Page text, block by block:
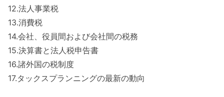
12.法人事業税
13.消費税
14.会社、役員間および会社間の税務
15.決算書と法人税申告書
16.諸外国の税制度
17.タックスプランニングの最新の動向